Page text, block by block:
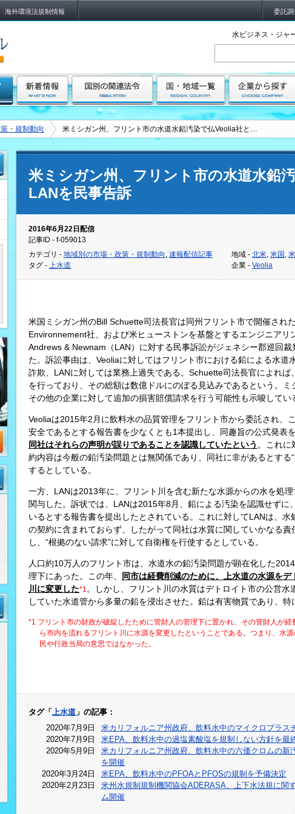
海外環境法規制情報 委託
水ビジネス・ジャ
・規制動向 米ミシガン州、フリント市の水道水鉛汚染で仏Veolia社と…
米ミシガン州、フリント市の水道水鉛
LANを民事告訴
2016年6月22日配信
記事ID - f-059013
カテゴリ - 地域別の市場・政策・規制動向, 速報配信記事
タグ - 上水道
地域 - 北米, 米国 ,
企業 - Veolia
米国ミシガン州のBill Schuette司法長官は同州フリント市で開催され
Environnement社、および米ヒューストンを基盤とするエンジニアリ
Andrews & Newnam（LAN）に対する民事訴訟がジェネシー郡巡回
た。訴訟事由は、Veoliaに対してはフリント市における鉛による水道
詐欺、LANに対しては業務上過失である。Schuette司法長官によれ
を行っており、その総額は数億ドルにのぼる見込みであるという。
その他の企業に対して追加の損害賠償請求を行う可能性も示唆してい
Veoliaは2015年2月に飲料水の品質管理をフリント市から委託され、
安全であるとする報告書を少なくとも1本提出し、同趣旨の公式発表
同社はそれらの声明が誤りであることを認識していたという 。これに
約内容は今般の鉛汚染問題とは無関係であり、同社に非があるとする
するとしている。
一方、LANは2013年に、フリント川を含む新たな水源からの水を処
関与した。訴状では、LANは2015年8月、鉛による汚染を認識せずに
いるとする報告書を提出したとされている。これに対してLANは、水
の契約に含まれておらず、したがって同社は水質に関していかなる
し、“根拠のない請求”に対して自衛権を行使するとしている。
人口約10万人のフリント市は、水道水の鉛汚染問題が顕在化した
理下にあった。この年、
同市は経費削減のために、上水道の水源を
川に変更した*1 。しかし、フリント川の水質はデトロイト市の公営
していた水道管から多量の鉛を浸出させた。鉛は有害物質であり、特
*1 フリント市の財政が破綻したために管財人の管理下に置かれ、その管財人が
ら市内を流れるフリント川に水源を変更したということである。つまり、水
民や行政当局の意思ではなかった。
タグ「 上水道」の記事：
2020年7月9日
米カリフォルニア州政府、飲料水中のマイクロプラス
2020年7月9日
米EPA、飲料水中の過塩素酸塩を規制しない方針を最
2020年5月9日
米カリフォルニア州政府、飲料水中の六価クロムの新
を開催
2020年3月24日
米EPA、飲料水中のPFOAとPFOSの規制を予備決定
2020年2月23日
米州水規制規制機関協会ADERASA、上下水法規に関
ム開催